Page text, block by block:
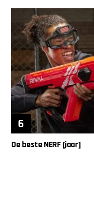
De beste NERF [jaar]